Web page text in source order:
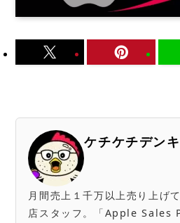
ケチケチデンキ
月間売上１千万以上売り上げ
店スタッフ。「Apple